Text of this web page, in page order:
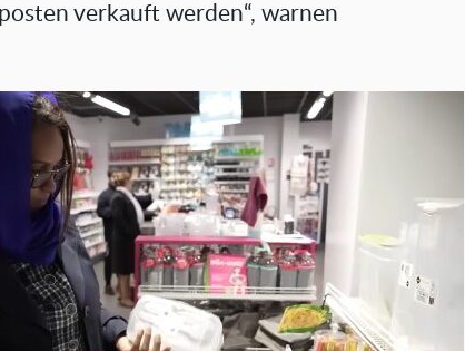
verkauft werden“, warnen